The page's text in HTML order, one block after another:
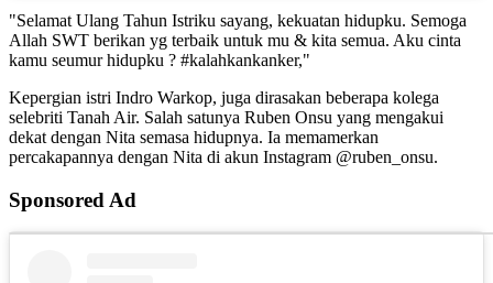
"Selamat Ulang Tahun Istriku sayang, kekuatan hidupku. Semoga
Allah SWT berikan yg terbaik untuk mu & kita semua. Aku cinta
kamu seumur hidupku ? #kalahkankanker,"
Kepergian istri Indro Warkop, juga dirasakan beberapa kolega
selebriti Tanah Air. Salah satunya Ruben Onsu yang mengakui
dekat dengan Nita semasa hidupnya. Ia memamerkan
percakapannya dengan Nita di akun Instagram @ruben_onsu.
Sponsored Ad